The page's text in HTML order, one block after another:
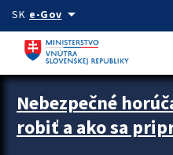
Preskocit na hlavný obsah
SK e-Govarrow_drop_down
Zastavit automatický posun
Nebezpečné
robiť a ako sa